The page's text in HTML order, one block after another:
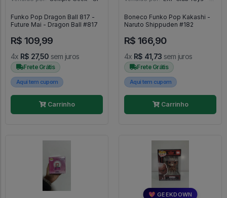
Funko Pop Dragon Ball 817 -
Future Mai - Dragon Ball #817
R$ 109,99
4x R$ 27,50 sem juros
Frete Grátis
Aqui tem cupom
Carrinho
Boneco Funko Pop Kakashi -
Naruto Shippuden #182
R$ 166,90
4x R$ 41,73 sem juros
Frete Grátis
Aqui tem cupom
Carrinho
💖 GEEKDOWN